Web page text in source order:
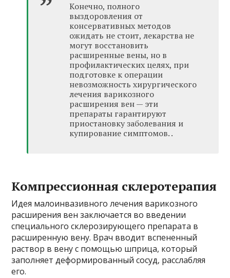
Конечно, полного
выздоровления от
консервативных методов
ожидать не стоит, лекарства не
могут восстановить
расширенные вены, но в
профилактических целях, при
подготовке к операции
невозможность хирургического
лечения варикозного
расширения вен — эти
препараты гарантируют
приостановку заболевания и
купирование симптомов. .
Компрессионная склеротерапия
Идея малоинвазивного лечения варикозного
расширения вен заключается во введении
специального склерозирующего препарата в
расширенную вену. Врач вводит вспененный
раствор в вену с помощью шприца, который
заполняет деформированный сосуд, расслабляя
его.